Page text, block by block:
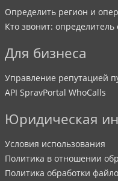
Определить регион и
Кто звонит:
Для бизнеса
Управление репутацией
API SpravPortal WhoCalls
Юридическая
Условия использования
Политика в отношении
Политика обработки